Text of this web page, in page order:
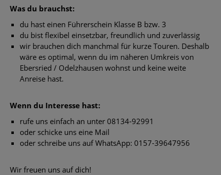
Was du brauchst:
du hast einen Führerschein Klasse B bzw. 3
du bist flexibel einsetzbar, freundlich und zuverlässig
wir brauchen dich manchmal für kurze Touren. Deshalb
wäre es optimal, wenn du im näheren Umkreis von
Ebersried / Odelzhausen wohnst und keine weite
Anreise hast.
Wenn du Interesse hast:
rufe uns einfach an unter 08134-92991
oder schicke uns eine Mail
oder schreibe uns auf WhatsApp: 0157-39647956
Wir freuen uns auf dich!